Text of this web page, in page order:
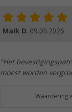
Maik D. 09.05.2026
"Het
moest worden
Waardering